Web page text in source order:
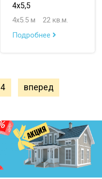
4х5,5
4х5.5 м
22 кв.м.
Подробнее
4 вперед